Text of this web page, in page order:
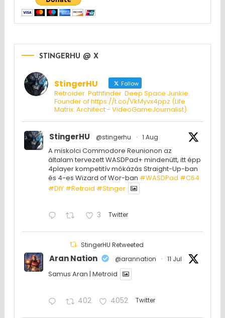
STINGERHU @ X
StingerHU Follow
Retroider. Pathfinder. Deep Space Junkie.
Founder of https://t.co/VkMyvx4ppz (Life
Matrix: Architect - VideoGameJournalist)
StingerHU @stingerhu · 1 Aug
A miskolci Commodore Reunionon az
általam tervezett WASDPad+ mindenütt, itt épp
4player kompetitív mókázás Straight-Up-ban
és 4-es Wizard of Wor-ban #WASDPad #C64
#DIY #Retroid #Stinger
3 Twitter
StingerHU Retweeted
Aran Nation @arannation · 11 Jul
Samus Aran | Metroid
402 4052 Twitter